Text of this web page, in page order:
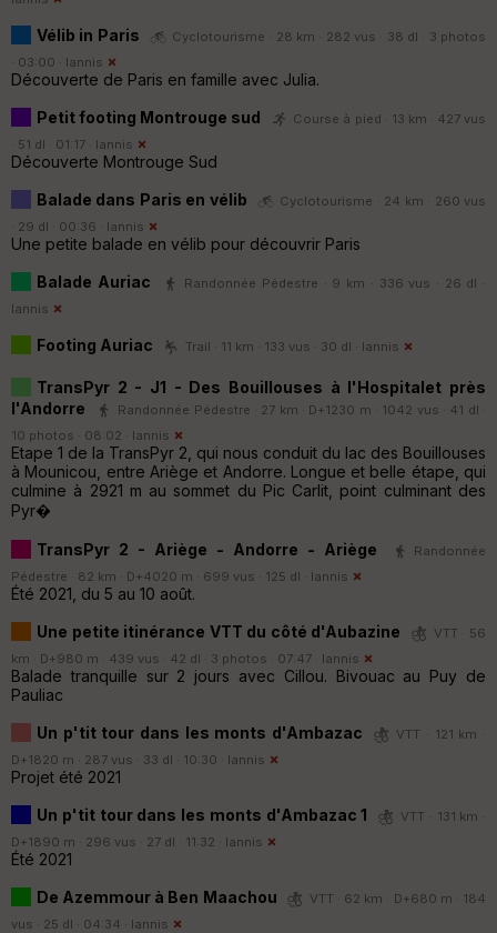
Vélib in Paris
Cyclotourisme · 28 km · 282 vus · 38 dl · 3 photos
· 03:00 · Iannis
Découverte de Paris en famille avec Julia.
Petit footing Montrouge sud
Course à pied · 13 km · 427 vus
· 51 dl · 01:17 · Iannis
Découverte Montrouge Sud
Balade dans Paris en vélib
Cyclotourisme · 24 km · 260 vus
· 29 dl · 00:36 · Iannis
Une petite balade en vélib pour découvrir Paris
Balade Auriac
Randonnée Pédestre · 9 km · 336 vus · 26 dl ·
Iannis
Footing Auriac Trail · 11 km · 133 vus · 30 dl · Iannis
TransPyr 2 - J1 - Des Bouillouses à l'Hospitalet près
l'Andorre
Randonnée Pédestre · 27 km · D+1230 m · 1042 vus · 41 dl ·
10 photos · 08:02 · Iannis
Etape 1 de la TransPyr 2, qui nous conduit du lac des Bouillouses
à Mounicou, entre Ariège et Andorre. Longue et belle étape, qui
culmine à 2921 m au sommet du Pic Carlit, point culminant des
Pyr�
TransPyr 2 - Ariège - Andorre - Ariège
Randonnée
Pédestre · 82 km · D+4020 m · 699 vus · 125 dl · Iannis
Été 2021, du 5 au 10 août.
Une petite itinérance VTT du côté d'Aubazine
VTT · 56
km · D+980 m · 439 vus · 42 dl · 3 photos · 07:47 · Iannis
Balade tranquille sur 2 jours avec Cillou. Bivouac au Puy de
Pauliac
Un p'tit tour dans les monts d'Ambazac
VTT · 121 km ·
D+1820 m · 287 vus · 33 dl · 10:30 · Iannis
Projet été 2021
Un p'tit tour dans les monts d'Ambazac 1
VTT · 131 km ·
D+1890 m · 296 vus · 27 dl · 11:32 · Iannis
Été 2021
De Azemmour à Ben Maachou
VTT · 62 km · D+680 m · 184
vus · 25 dl · 04:34 · Iannis